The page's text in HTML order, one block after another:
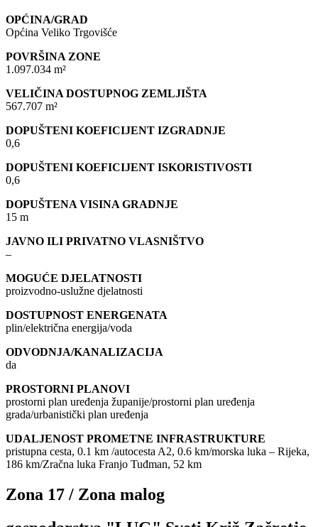
OPĆINA/GRAD
Općina Veliko Trgovišće
POVRŠINA ZONE
1.097.034 m²
VELIČINA DOSTUPNOG ZEMLJIŠTA
567.707 m²
DOPUŠTENI KOEFICIJENT IZGRADNJE
0,6
DOPUŠTENI KOEFICIJENT ISKORISTIVOSTI
0,6
DOPUŠTENA VISINA GRADNJE
15 m
JAVNO ILI PRIVATNO VLASNIŠTVO
–
MOGUĆE DJELATNOSTI
proizvodno-uslužne djelatnosti
DOSTUPNOST ENERGENATA
plin/električna energija/voda
ODVODNJA/KANALIZACIJA
da
PROSTORNI PLANOVI
prostorni plan uređenja županije/prostorni plan uređenja
grada/urbanistički plan uređenja
UDALJENOST PROMETNE INFRASTRUKTURE
pristupna cesta, 0.1 km /autocesta A2, 0.6 km/morska luka – Rijeka,
186 km/Zračna luka Franjo Tuđman, 52 km
Zona 17 / Zona malog